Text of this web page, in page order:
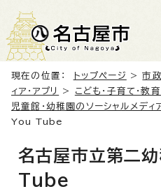
現在の位置： トップページ >市
ィア・アプリ
> こども・子育て・教
児童館・幼稚園のソーシャルメディ
You Tube
名古屋市立第二
Tube